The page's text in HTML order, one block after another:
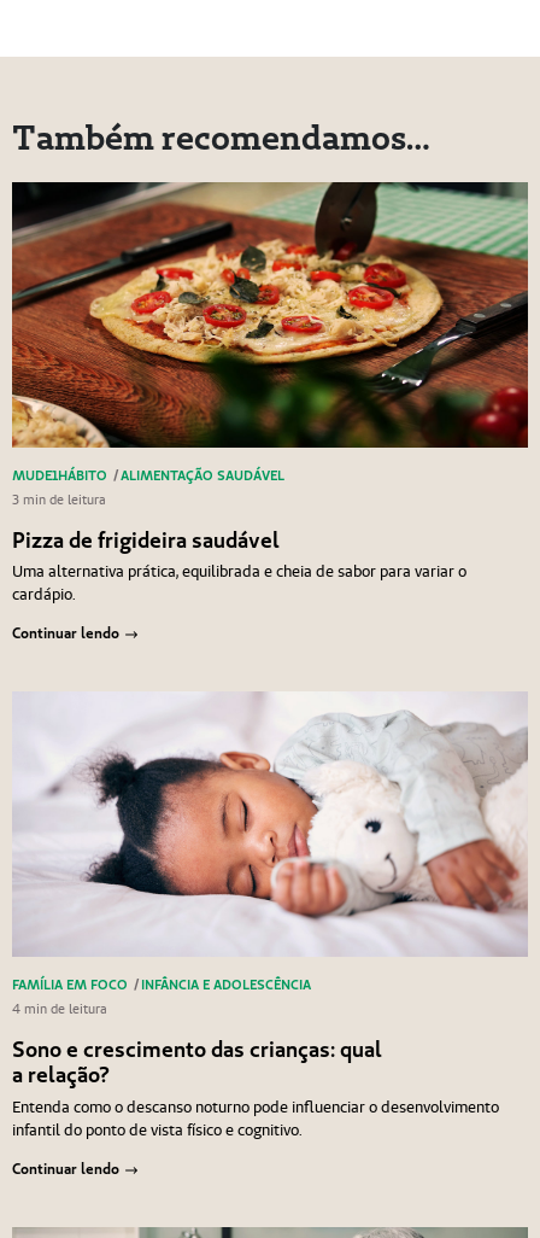
Também recomendamos…
MUDE1HÁBITO /ALIMENTAÇÃO SAUDÁVEL
3 min de leitura
Pizza de frigideira saudável
Uma alternativa prática, equilibrada e cheia de sabor para variar o
cardápio.
Continuar lendo
FAMÍLIA EM FOCO / INFÂNCIA E ADOLESCÊNCIA
4 min de leitura
Sono e crescimento das crianças: qual
a relação?
Entenda como o descanso noturno pode influenciar o desenvolvimento
infantil do ponto de vista físico e cognitivo.
Continuar lendo